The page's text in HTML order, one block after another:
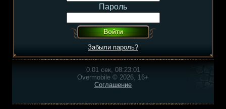
Пароль
Забыли пароль?
0.01 сек, 08:23:01
Overmobile © 2026, 16+
Соглашение